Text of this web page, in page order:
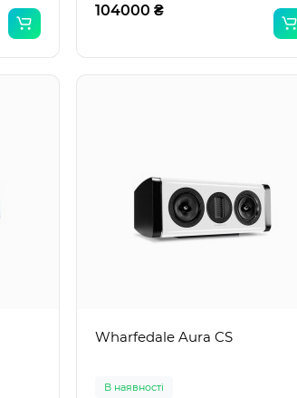
104000 ₴
Wharfedale Aura CS
В наявності